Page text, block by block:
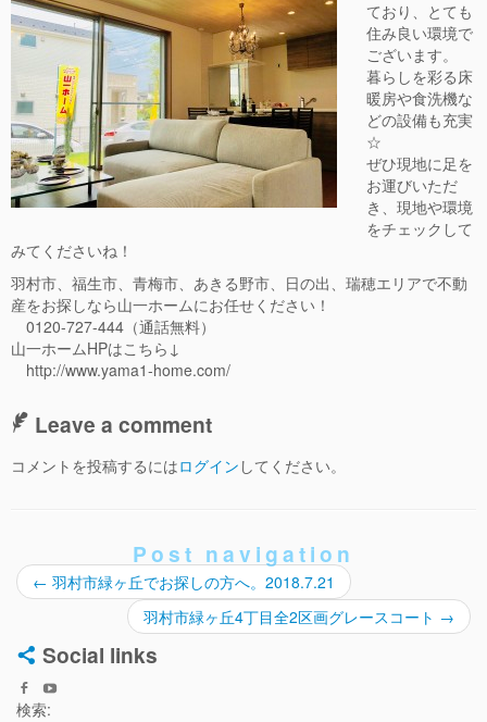
ており、とても
住み良い環境で
ございます。
暮らしを彩る床
暖房や食洗機な
どの設備も充実
☆
ぜひ現地に足を
お運びいただ
き、現地や環境
をチェックして
みてくださいね！
羽村市、福生市、青梅市、あきる野市、日の出、瑞穂エリアで不動
産をお探しなら山一ホームにお任せください！
0120-727-444（通話無料）
山一ホームHPはこちら↓
http://www.yama1-home.com/
Leave a comment
コメントを投稿するにはログイン してください。
Post navigation
← 羽村市緑ヶ丘でお探しの方へ。2018.7.21
羽村市緑ヶ丘4丁目全2区画グレースコート →
Social links
検索: